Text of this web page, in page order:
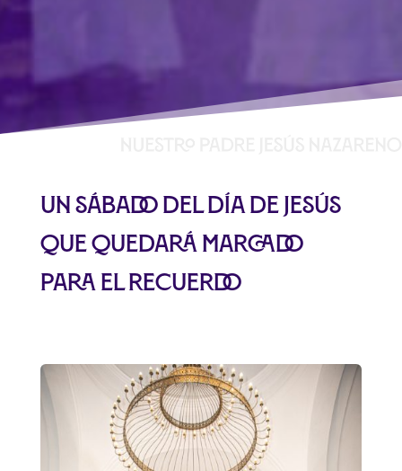
Un sábado del Día de Jesús
que quedará marcado
para el recuerdo